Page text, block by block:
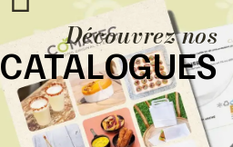
Découvrez nos
CATALOGUES